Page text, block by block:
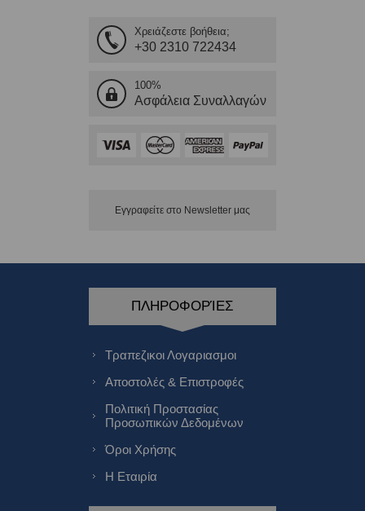
Χρειάζεστε βοήθεια;
+30 2310 722434
100%
Ασφάλεια Συναλλαγών
Εγγραφείτε στο Νewsletter μας
ΠΛΗΡΟΦΟΡΊΕΣ
Τραπεζικοι Λογαριασμοι
Αποστολές & Επιστροφές
Πολιτική Προστασίας
Προσωπικών Δεδομένων
Όροι Χρήσης
Η Εταιρία